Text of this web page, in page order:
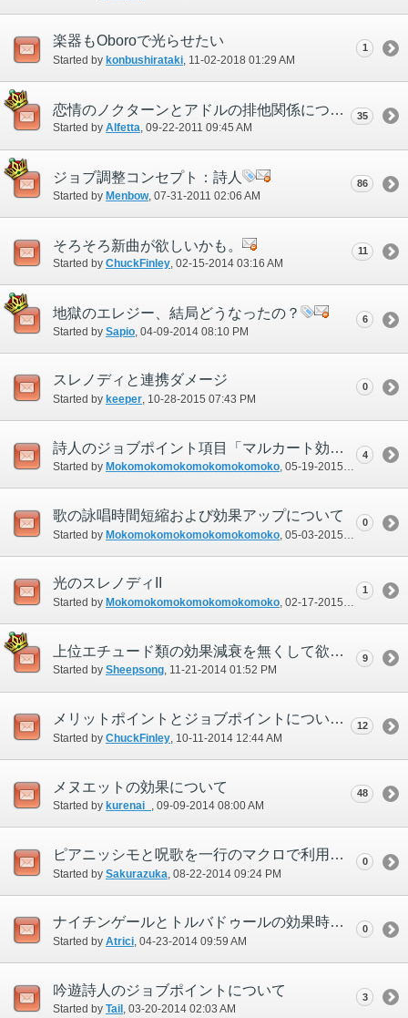
楽器もOboroで光らせたい
Started by konbushirataki‎, 11-02-2018 01:29 AM
1
恋情のノクターンとアドルの排他関係について。
Started by Alfetta‎, 09-22-2011 09:45 AM
35
ジョブ調整コンセプト：詩人
Started by Menbow‎, 07-31-2011 02:06 AM
86
そろそろ新曲が欲しいかも。
Started by ChuckFinley‎, 02-15-2014 03:16 AM
11
地獄のエレジー、結局どうなったの？
Started by Sapio ‎, 04-09-2014 08:10 PM
6
スレノディと連携ダメージ
Started by keeper‎, 10-28-2015 07:43 PM
0
詩人のジョブポイント項目「マルカート効果アップ」について
Started by Mokomokomokomokomokomoko‎, 05-19-2015 11:44 PM
4
歌の詠唱時間短縮および効果アップについて
Started by Mokomokomokomokomokomoko ‎, 05-03-2015 02:58 AM
0
光のスレノディII
Started by Mokomokomokomokomokomoko‎, 02-17-2015 01:33 AM
1
上位エチュード類の効果減衰を無くして欲しい。
Started by Sheepsong‎, 11-21-2014 01:52 PM
9
メリットポイントとジョブポイントについて。
Started by ChuckFinley ‎, 10-11-2014 12:44 AM
12
メヌエットの効果について
Started by kurenai_ ‎, 09-09-2014 08:00 AM
48
ピアニッシモと呪歌を一行のマクロで利用出来たらいいな。
Started by Sakurazuka ‎, 08-22-2014 09:24 PM
0
ナイチンゲールとトルバドゥールの効果時間について
Started by Atrici‎, 04-23-2014 09:59 AM
0
吟遊詩人のジョブポイントについて
Started by Tail ‎, 03-20-2014 02:03 AM
3